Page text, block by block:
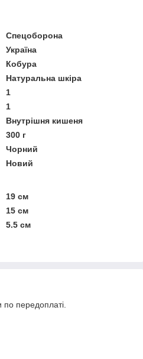
Спецоборона
Україна
Кобура
Натуральна шкіра
1
1
Внутрішня кишеня
300 г
Чорний
Новий
19 см
15 см
5.5 см
по передоплаті.